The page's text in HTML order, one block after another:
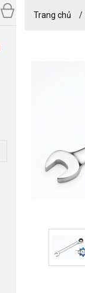
Trang chủ